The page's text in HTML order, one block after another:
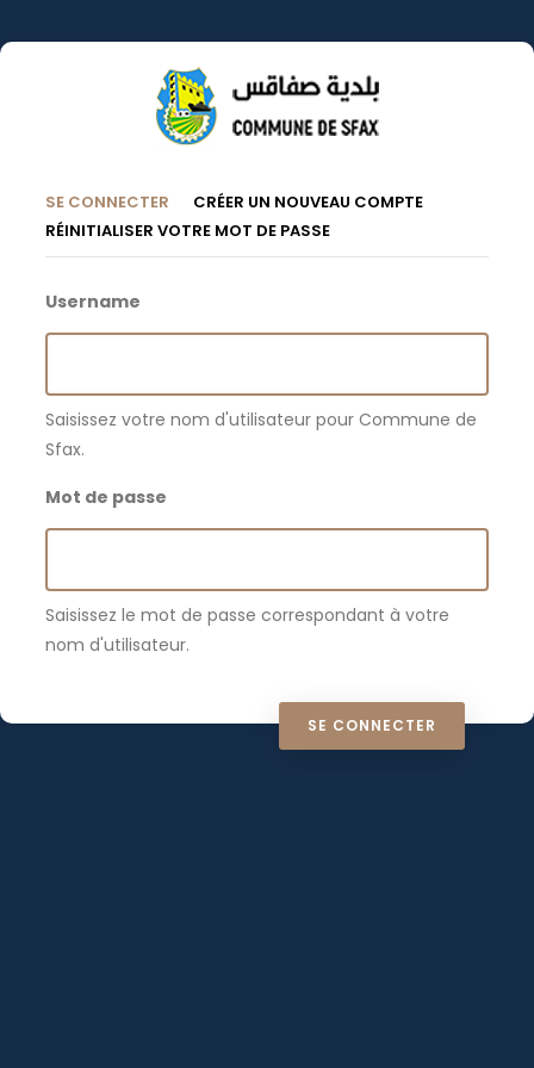
au
Onglets
Principaux
SE CONNECTER (ONGLET
ACTIF)
CRÉER UN NOUVEAU COMPTE
RÉINITIALISER VOTRE MOT DE PASSE
Username
Saisissez votre nom d'utilisateur pour Commune de
Sfax.
Mot de passe
Saisissez le mot de passe correspondant à votre
nom d'utilisateur.